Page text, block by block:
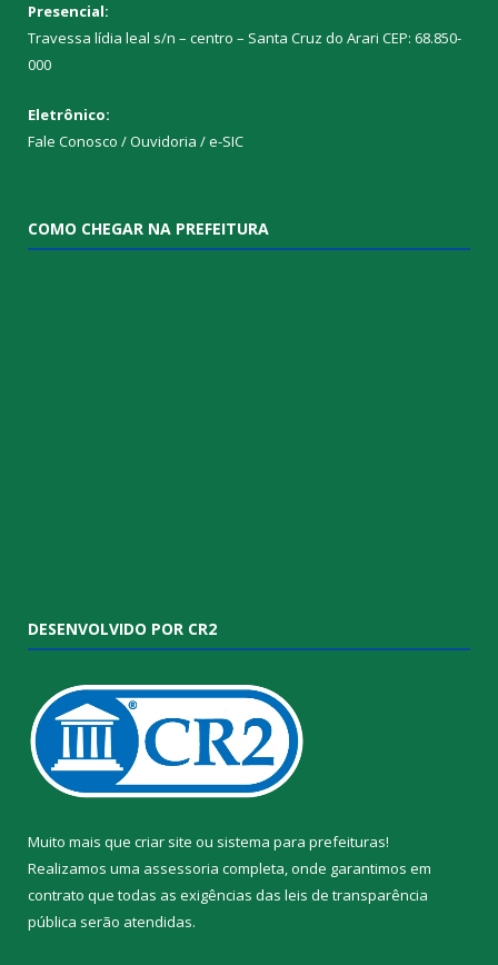
Presencial:
Travessa lídia leal s/n – centro – Santa Cruz do Arari CEP: 68.850-
000
Eletrônico:
Fale Conosco / Ouvidoria / e-SIC
COMO CHEGAR NA PREFEITURA
DESENVOLVIDO POR CR2
Muito mais que criar site ou sistema para prefeituras!
Realizamos uma assessoria completa, onde garantimos em
contrato que todas as exigências das leis de transparência
pública serão atendidas.